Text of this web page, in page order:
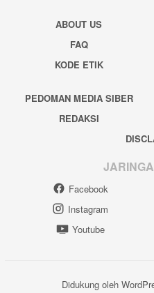
ABOUT US
FAQ
KODE ETIK
PEDOMAN MEDIA SIBER
REDAKSI
Facebook
Instagram
Youtube
Didukung oleh